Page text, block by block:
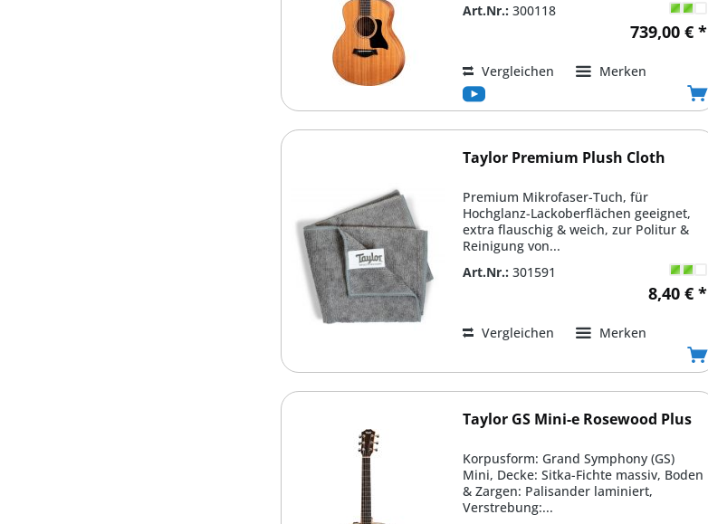
Art.Nr.: 300118
739,00 € *
Vergleichen Merken
Taylor Premium Plush Cloth
Premium Mikrofaser-Tuch, für
Hochglanz-Lackoberflächen geeignet,
extra flauschig & weich, zur Politur &
Reinigung von...
Art.Nr.: 301591
8,40 € *
Vergleichen Merken
Taylor GS Mini-e Rosewood Plus
Korpusform: Grand Symphony (GS)
Mini, Decke: Sitka-Fichte massiv, Boden
& Zargen: Palisander laminiert,
Verstrebung:...